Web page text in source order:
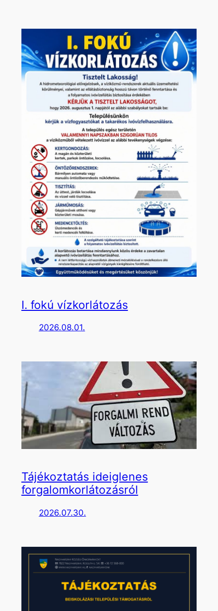
I. fokú vízkorlátozás
2026.08.01.
Tájékoztatás ideiglenes
forgalomkorlátozásról
2026.07.30.